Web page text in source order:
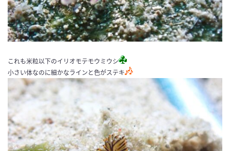
これも米粒以下のイリオモテモウミウシ
小さい体なのに細かなラインと色がステキ